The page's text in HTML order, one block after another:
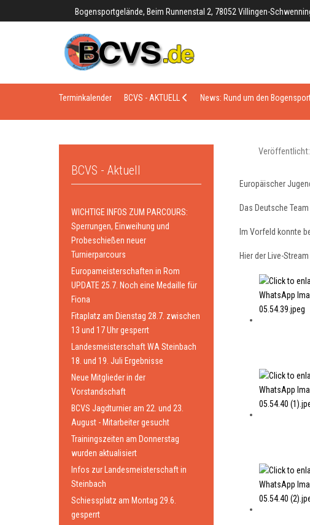
Bogensportgelände, Beim Runnenstal 2, 78052 Villingen-
Terminkalender BCVS - AKTUELL News: Rund um den
BCVS - Aktuell
WICHTIGE INFOS ZUM PARCOURS:
Sperrungen, Einweihung und
Probeschießen neuer
Turnierparcours
Europameisterschaften in Rom
UPDATE 25.7. Noch eine Medaille für
Fiona
Fitaplatz am Dienstag 28.7. zwischen
13 und 17 Uhr gesperrt
Landesmeisterschaft WA Steinbach
18. und 19. Juli Ergebnisse
Neue Mitglieder in der
Vorstandschaft
BCVS Jagdturnier am 22. und 23.
August - Mitarbeiter gesucht
Trainingszeiten am Donnerstag
wurden aktualisiert
Infos zur Landesmeisterschaft in
Steinbach
Schiessplatz am Montag 29.6.
gesperrt
Veröffentlicht:
Europäischer
Das Deutsche
Im Vorfeld konnte
Hier der Live-